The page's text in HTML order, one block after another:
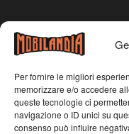
Per fornire le migliori
memorizzare e/o accedere
queste tecnologie ci
navigazione o ID unici su
consenso può influire